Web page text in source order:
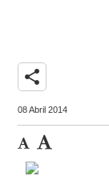
share
08 Abril 2014